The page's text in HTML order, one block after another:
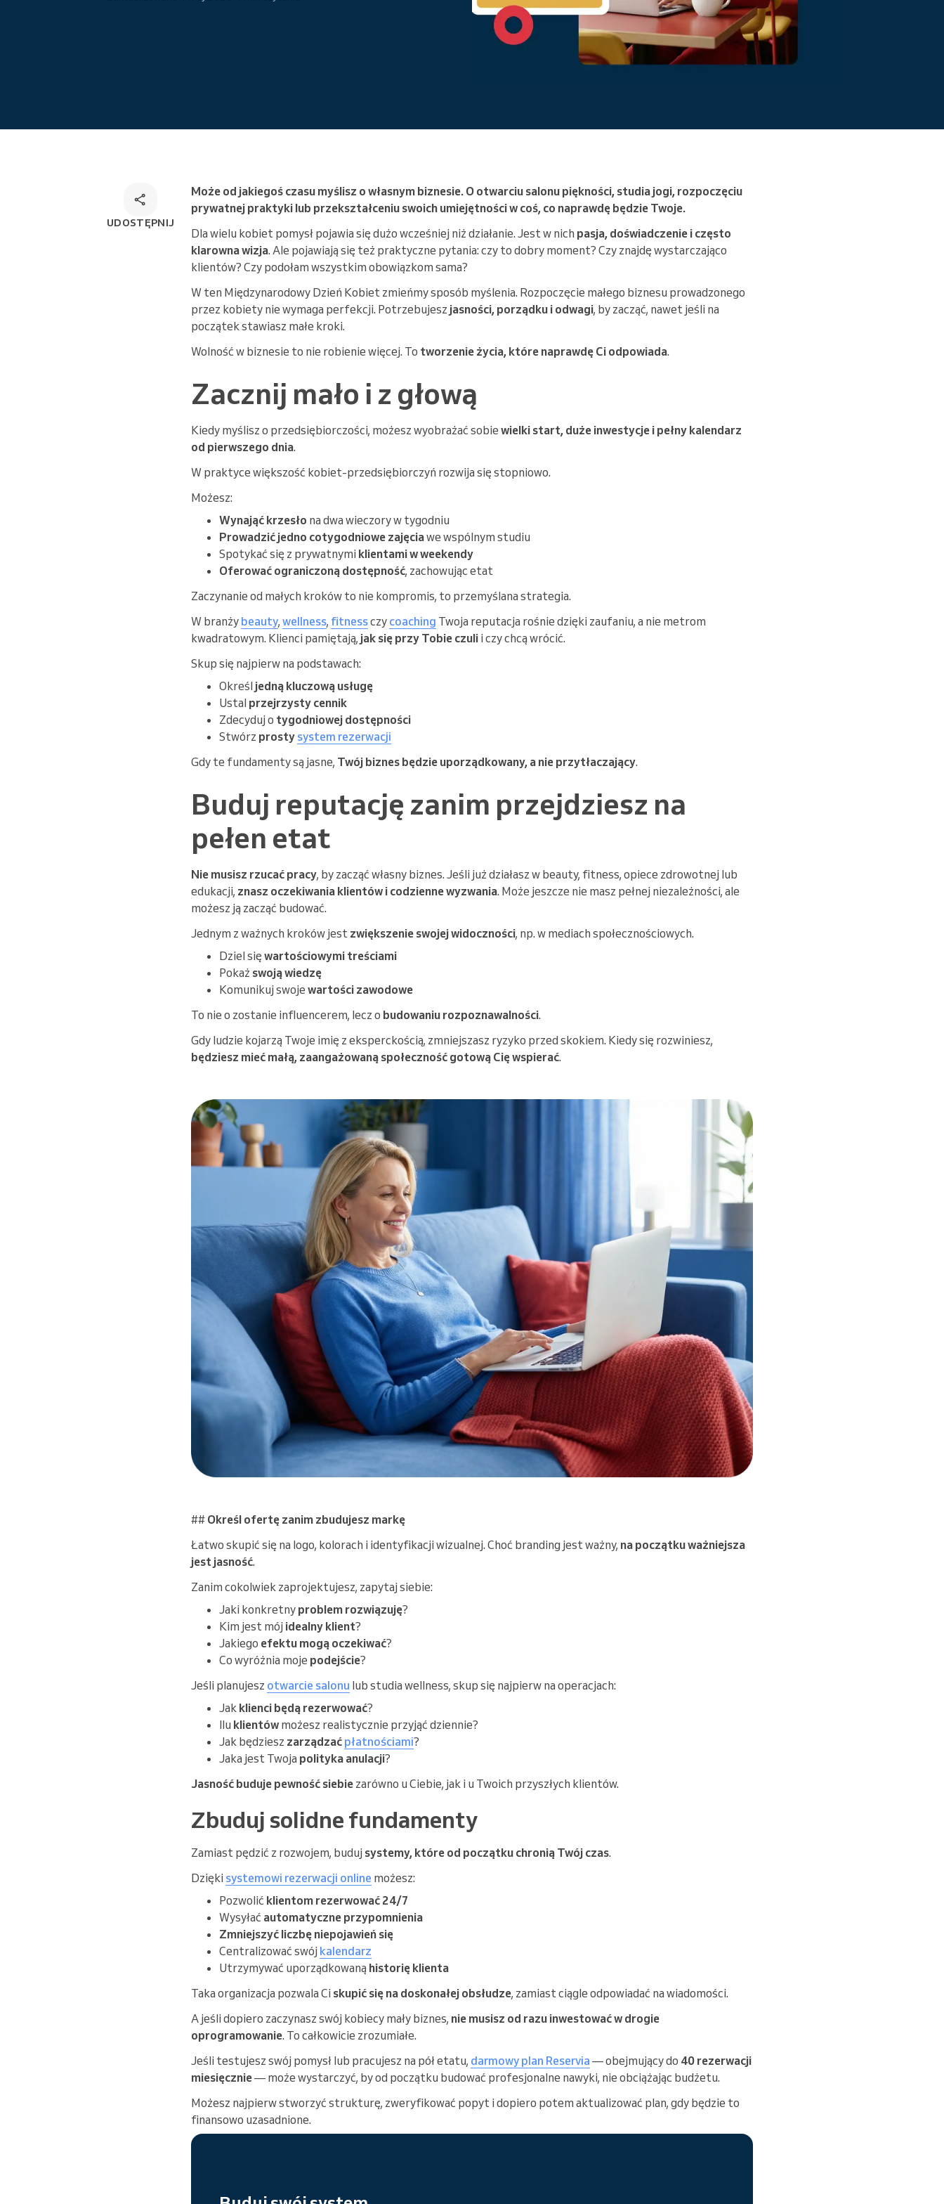
Czytaj więcej
UDOSTĘPNIJ
Może od jakiegoś czasu myślisz o własnym biznesie. O otwarciu salonu piękności, studia jogi, rozpoczęciu
prywatnej praktyki lub przekształceniu swoich umiejętności w coś, co naprawdę będzie Twoje.
Dla wielu kobiet pomysł pojawia się dużo wcześniej niż działanie. Jest w nich pasja, doświadczenie i często
klarowna wizja. Ale pojawiają się też praktyczne pytania: czy to dobry moment? Czy znajdę wystarczająco
klientów? Czy podołam wszystkim obowiązkom sama?
W ten Międzynarodowy Dzień Kobiet zmieńmy sposób myślenia. Rozpoczęcie małego biznesu prowadzonego
przez kobiety nie wymaga perfekcji. Potrzebujesz jasności, porządku i odwagi, by zacząć, nawet jeśli na
początek stawiasz małe kroki.
Wolność w biznesie to nie robienie więcej. To tworzenie życia, które naprawdę Ci odpowiada.
Zacznij mało i z głową
Kiedy myślisz o przedsiębiorczości, możesz wyobrażać sobie wielki start, duże inwestycje i pełny kalendarz
od pierwszego dnia.
W praktyce większość kobiet-przedsiębiorczyń rozwija się stopniowo.
Możesz:
Wynająć krzesło na dwa wieczory w tygodniu
Prowadzić jedno cotygodniowe zajęciawe wspólnym studiu
Spotykać się z prywatnymi klientamiw weekendy
Oferować ograniczoną dostępność, zachowując etat
Zaczynanie od małych kroków to nie kompromis, to przemyślana strategia.
W branży beauty, wellness, fitnessczy coaching Twoja reputacja rośnie dzięki zaufaniu, a nie metrom
kwadratowym. Klienci pamiętają, jak się przy Tobie czuli i czy chcą wrócić.
Skup się najpierw na podstawach:
Określ jedną kluczową usługę
Ustal przejrzysty cennik
Zdecyduj o tygodniowej dostępności
Stwórz prosty system rezerwacji
Gdy te fundamenty są jasne, Twój biznes będzie uporządkowany, a nie przytłaczający.
Buduj reputację zanim przejdziesz na
pełen etat
Nie musisz rzucać pracy, by zacząć własny biznes. Jeśli już działasz w beauty, fitness, opiece zdrowotnej lub
edukacji, znasz oczekiwania klientów i codzienne wyzwania. Może jeszcze nie masz pełnej niezależności, ale
możesz ją zacząć budować.
Jednym z ważnych kroków jest zwiększenie swojej widoczności, np. w mediach społecznościowych.
Dziel się wartościowymi treściami
Pokaż swoją wiedzę
Komunikuj swoje wartości zawodowe
To nie o zostanie influencerem, lecz o budowaniu rozpoznawalności.
Gdy ludzie kojarzą Twoje imię z eksperckością, zmniejszasz ryzyko przed skokiem. Kiedy się rozwiniesz,
będziesz mieć małą, zaangażowaną społeczność gotową Cię wspierać.
## Określ ofertę zanim zbudujesz markę
Łatwo skupić się na logo, kolorach i identyfikacji wizualnej. Choć branding jest ważny, na początku ważniejsza
jest jasność.
Zanim cokolwiek zaprojektujesz, zapytaj siebie:
Jaki konkretny problem rozwiązuję?
Kim jest mój idealny klient?
Jakiego efektu mogą oczekiwać?
Co wyróżnia moje podejście?
Jeśli planujesz otwarcie salonu lub studia wellness, skup się najpierw na operacjach:
Jak klienci będą rezerwować?
Ilu klientów możesz realistycznie przyjąć dziennie?
Jak będziesz zarządzać płatnościami?
Jaka jest Twoja polityka anulacji?
Jasność buduje pewność siebie zarówno u Ciebie, jak i u Twoich przyszłych klientów.
Zbuduj solidne fundamenty
Zamiast pędzić z rozwojem, buduj systemy, które od początku chronią Twój czas.
Dzięki systemowi rezerwacji online możesz:
Pozwolić klientom rezerwować 24/7
Wysyłać automatyczne przypomnienia
Zmniejszyć liczbę niepojawień się
Centralizować swój kalendarz
Utrzymywać uporządkowaną historię klienta
Taka organizacja pozwala Ci skupić się na doskonałej obsłudze, zamiast ciągle odpowiadać na wiadomości.
A jeśli dopiero zaczynasz swój kobiecy mały biznes, nie musisz od razu inwestować w drogie
oprogramowanie. To całkowicie zrozumiałe.
Jeśli testujesz swój pomysł lub pracujesz na pół etatu, darmowy plan Reservia — obejmujący do 40 rezerwacji
miesięcznie— może wystarczyć, by od początku budować profesjonalne nawyki, nie obciążając budżetu.
Możesz najpierw stworzyć strukturę, zweryfikować popyt i dopiero potem aktualizować plan, gdy będzie to
finansowo uzasadnione.